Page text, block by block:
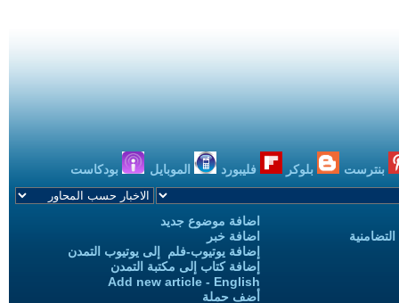
بنترست بلوكر فليبورد الموبايل بودكاست
اضافة موضوع جديد
اضافة خبر
إضافة يوتيوب-فلم إلى يوتيوب التمدن
إضافة كتاب إلى مكتبة التمدن
Add new article - English
أضف حملة